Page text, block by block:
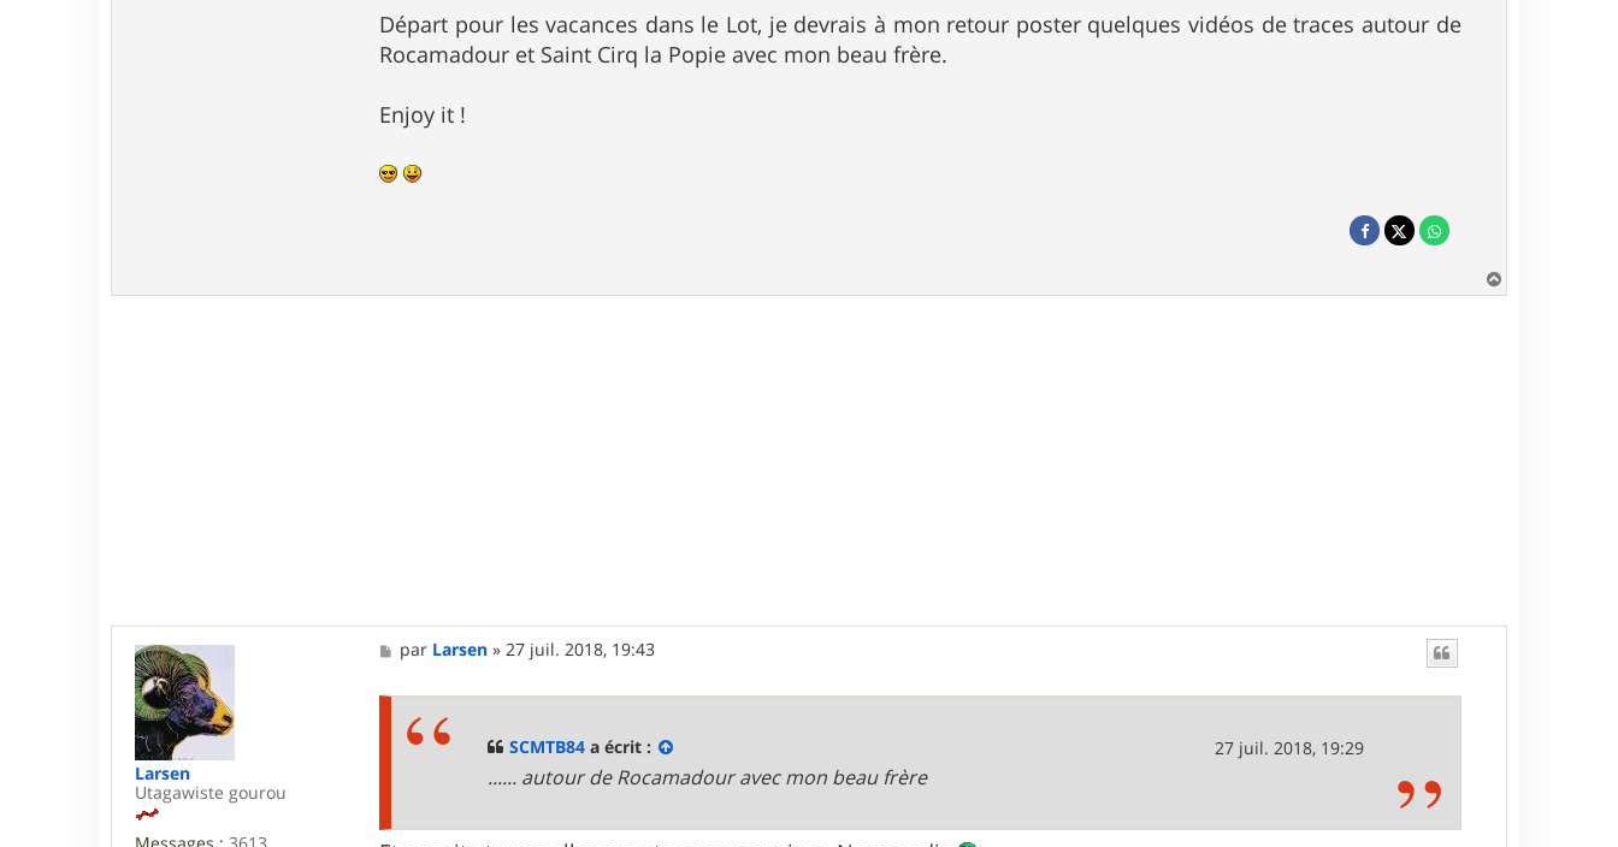
Départ pour les vacances dans le Lot, je devrais à mon retour poster quelques vidéos de traces autour de
Rocamadour et Saint Cirq la Popie avec mon beau frère.
Enjoy it !
a
Larsen
Utagawiste gourou
M
e
par Larsen »27 juil. 2018, 19:43
SCMTB84 a écrit : 27 juil. 2018, 19:29
...... autour de Rocamadour avec mon beau frère